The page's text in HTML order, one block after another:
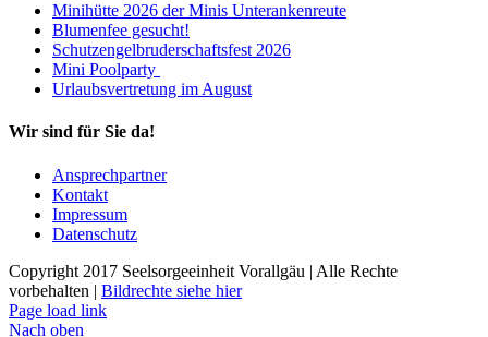
Minihütte 2026 der Minis Unterankenreute
Blumenfee gesucht!
Schutzengelbruderschaftsfest 2026
Mini Poolparty
Urlaubsvertretung im August
Wir sind für Sie da!
Ansprechpartner
Kontakt
Impressum
Datenschutz
Copyright 2017 Seelsorgeeinheit Vorallgäu | Alle Rechte
vorbehalten | Bildrechte siehe hier
Page load link
Nach oben